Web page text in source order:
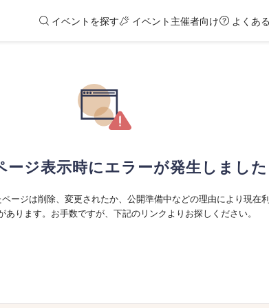
イベントを探す イベント主催者向け よくあ
ージ表示時にエラーが発生しました
ージは削除、変更されたか、公開準備中などの理由により現在
あります。お手数ですが、下記のリンクよりお探しください。